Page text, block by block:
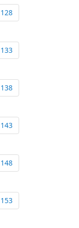
128
133
138
143
148
153